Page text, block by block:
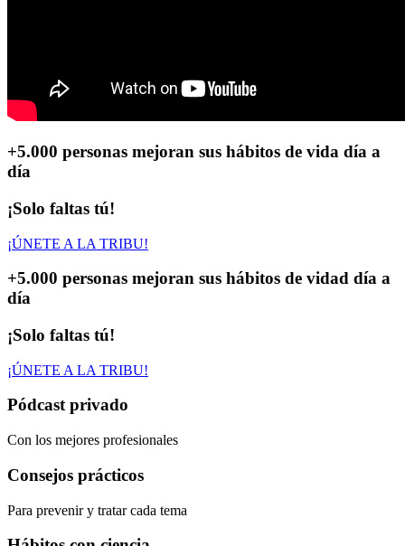
+5.000 personas mejoran sus hábitos de vida día a
día
¡Solo faltas tú!
¡ÚNETE A LA TRIBU!
+5.000 personas mejoran sus hábitos de vidad día a
día
¡Solo faltas tú!
¡ÚNETE A LA TRIBU!
Pódcast privado
Con los mejores profesionales
Consejos prácticos
Para prevenir y tratar cada tema